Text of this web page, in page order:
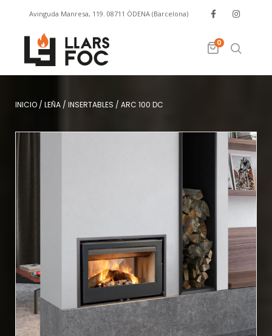
Avinguda Manresa, 119. 08711 ÒDENA (Barcelona)
info@llarsfoc.com 0
INICIO / LEÑA / INSERTABLES / ARC 100 DC